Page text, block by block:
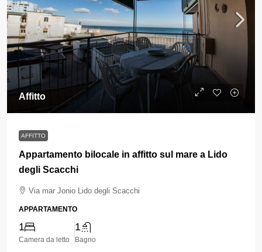
Affitto
AFFITTO
Appartamento bilocale in affitto sul mare a Lido
degli Scacchi
Via mar Jonio Lido degli Scacchi
APPARTAMENTO
1
Camera da letto
1
Bagno